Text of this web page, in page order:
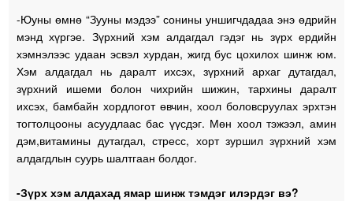
-Юуны өмнө “Зууны мэдээ” сонины уншигчдадаа энэ өдрийн
мэнд хүргэе. Зүрхний хэм алдагдал гэдэг нь зүрх ердийн
хэмнэлээс удаан эсвэл хурдан, жигд бус цохилох шинж юм.
Хэм алдагдал нь даралт ихсэх, зүрхний архаг дутагдал,
зүрхний ишеми болон чихрийн шижин, тархины даралт
ихсэх, бамбайн хордлогот өвчин, хоол боловсруулах эрхтэн
тогтолцооны асуудлаас бас үүсдэг. Мөн хоол тэжээл, амин
дэм,витамины дутагдал, стресс, хорт зуршил зүрхний хэм
алдагдлын суурь шалтгаан болдог.
-Зүрх хэм алдахад ямар шинж тэмдэг илэрдэг вэ?